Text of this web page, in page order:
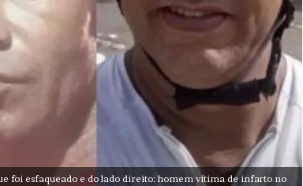
foi esfaqueado e do lado direito: homem vítima de infarto no